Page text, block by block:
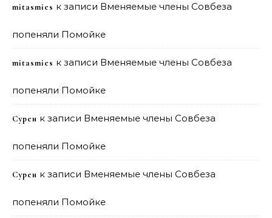
mitasmies к записи Вменяемые члены Совбеза
попеняли Помойке
mitasmies к записи Вменяемые члены Совбеза
попеняли Помойке
Сурен к записи Вменяемые члены Совбеза
попеняли Помойке
Сурен к записи Вменяемые члены Совбеза
попеняли Помойке